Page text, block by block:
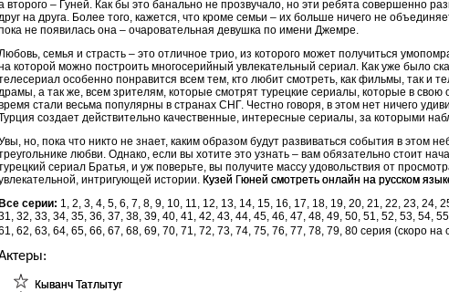
второго – Гуней. Как бы это банально не прозвучало, но эти ребята совершенно
на друга. Более того, кажется, что кроме семьи – их больше ничего не
не появилась она – очаровательная девушка по имени Джемре.
семья и страсть – это отличное трио, из которого может получиться
которой можно построить многосерийный увлекательный сериал. Как уже было
особенно понравится всем тем, кто любит смотреть, как фильмы, так и
а так же, всем зрителям, которые смотрят турецкие сериалы, которые в свою
стали весьма популярны в странах СНГ. Честно говоря, в этом нет ничего
создает действительно качественные, интересные сериалы, за которыми
но, пока что никто не знает, каким образом будут развиваться события в этом
любви. Однако, если вы хотите это узнать – вам обязательно стоит
сериал Братья, и уж поверьте, вы получите массу удовольствия от
интригующей истории. Кузей Гюней смотреть онлайн на русском
Все серии: 1, 2, 3, 4, 5, 6, 7, 8, 9, 10, 11, 12, 13, 14, 15, 16, 17, 18, 19, 20, 21, 22, 23, 24,
32, 33, 34, 35, 36, 37, 38, 39, 40, 41, 42, 43, 44, 45, 46, 47, 48, 49, 50, 51, 52, 53, 54,
62, 63, 64, 65, 66, 67, 68, 69, 70, 71, 72, 73, 74, 75, 76, 77, 78, 79, 80 серия (скоро на
Кыванч Татлытуг